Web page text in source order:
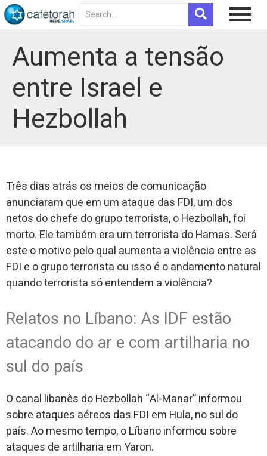
Aumenta a tensão
entre Israel e
Hezbollah
Três dias atrás os meios de comunicação
anunciaram que em um ataque das FDI, um dos
netos do chefe do grupo terrorista, o Hezbollah, foi
morto. Ele também era um terrorista do Hamas. Será
este o motivo pelo qual aumenta a violência entre as
FDI e o grupo terrorista ou isso é o andamento natural
quando terrorista só entendem a violência?
Relatos no Líbano: As IDF estão
atacando do ar e com artilharia no
sul do país
O canal libanês do Hezbollah “Al-Manar” informou
sobre ataques aéreos das FDI em Hula, no sul do
país. Ao mesmo tempo, o Líbano informou sobre
ataques de artilharia em Yaron.